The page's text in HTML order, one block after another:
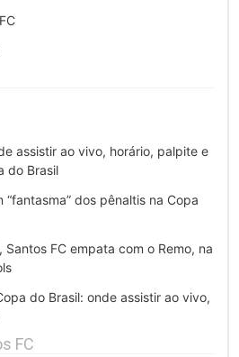
assistir ao vivo, horário, palpite e
do Brasil
dos pênaltis na Copa
Santos FC empata com o Remo, na
do Brasil: onde assistir ao vivo,
FC